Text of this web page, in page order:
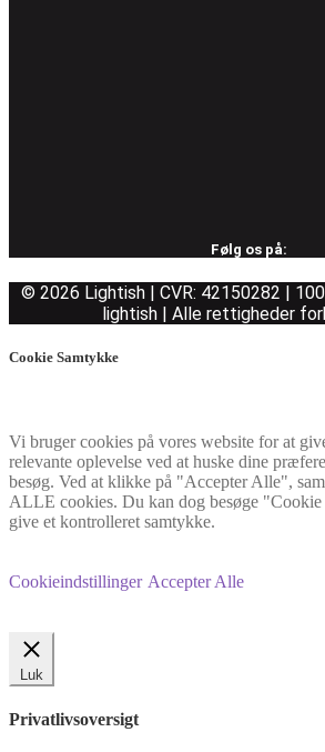
Følg os på:
© 2026 Lightish | CVR: 42150282 |
lightish | Alle rettigheder
Cookie Samtykke
Vi bruger cookies på vores website for at
relevante oplevelse ved at huske dine
besøg. Ved at klikke på "Accepter Alle",
ALLE cookies. Du kan dog besøge
give et kontrolleret samtykke.
Cookieindstillinger Accepter Alle
Luk
Privatlivsoversigt